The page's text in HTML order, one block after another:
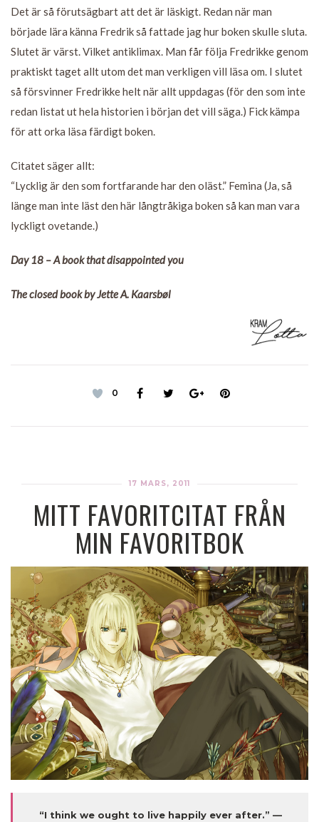
Det är så förutsägbart att det är läskigt. Redan när man
började lära känna Fredrik så fattade jag hur boken skulle sluta.
Slutet är värst. Vilket antiklimax. Man får följa Fredrikke genom
praktiskt taget allt utom det man verkligen vill läsa om. I slutet
så försvinner Fredrikke helt när allt uppdagas (för den som inte
redan listat ut hela historien i början det vill säga.) Fick kämpa
för att orka läsa färdigt boken.
Citatet säger allt:
“Lycklig är den som fortfarande har den oläst.” Femina (Ja, så
länge man inte läst den här långtråkiga boken så kan man vara
lyckligt ovetande.)
Day 18 – A book that disappointed you
The closed book by Jette A. Kaarsbøl
0
17 MARS, 2011
MITT FAVORITCITAT FRÅN
MIN FAVORITBOK
“I think we ought to live happily ever after.” —